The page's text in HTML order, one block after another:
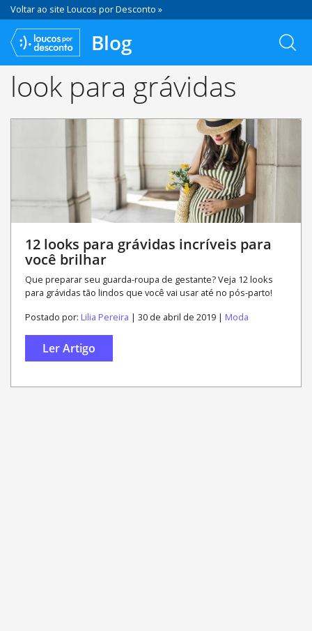
Voltar ao site Loucos por Desconto »
Blog
look para grávidas
12 looks para grávidas incríveis para
você brilhar
Que preparar seu guarda-roupa de gestante? Veja 12 looks
para grávidas tão lindos que você vai usar até no pós-parto!
Postado por: Lilia Pereira | 30 de abril de 2019 | Moda
Ler Artigo